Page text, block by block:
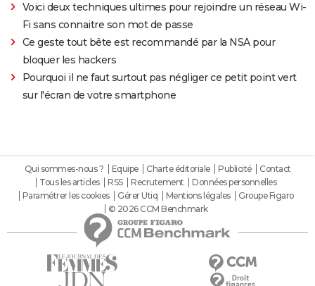
Voici deux techniques ultimes pour rejoindre un réseau Wi-
Fi sans connaitre son mot de passe
Ce geste tout bête est recommandé par la NSA pour
bloquer les hackers
Pourquoi il ne faut surtout pas négliger ce petit point vert
sur l'écran de votre smartphone
Qui sommes-nous ? Equipe Charte éditoriale Publicité
Contact
Tous les articles
RSS Recrutement
Données personnelles
Paramétrer les cookies
Gérer Utiq Mentions légales
Groupe Figaro
© 2026 CCM Benchmark